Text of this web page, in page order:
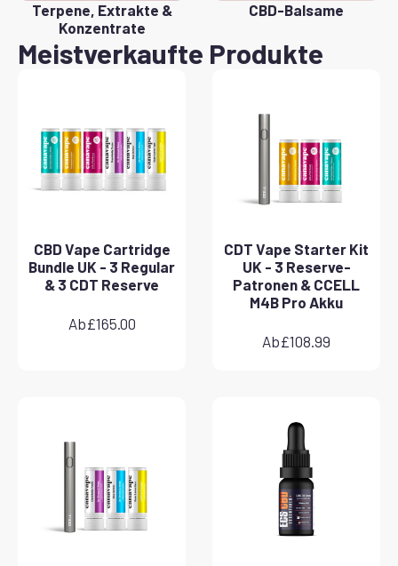
Terpene, Extrakte &
Konzentrate
CBD-Balsame
Meistverkaufte Produkte
CBD Vape Cartridge
Bundle UK - 3 Regular
& 3 CDT Reserve
Ab£165.00
CDT Vape Starter Kit
UK - 3 Reserve-
Patronen & CCELL
M4B Pro Akku
Ab£108.99